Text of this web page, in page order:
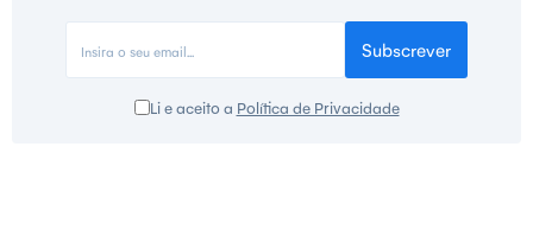
Subscrever
Li e aceito a Política de Privacidade